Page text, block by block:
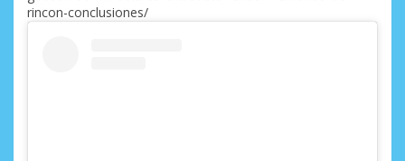
rincon-conclusiones/